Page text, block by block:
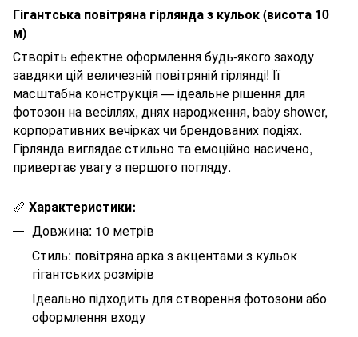
Гігантська повітряна гірлянда з кульок (висота 10
м)
Створіть ефектне оформлення будь-якого заходу
завдяки цій величезній повітряній гірлянді! Її
масштабна конструкція — ідеальне рішення для
фотозон на весіллях, днях народження, baby shower,
корпоративних вечірках чи брендованих подіях.
Гірлянда виглядає стильно та емоційно насичено,
привертає увагу з першого погляду.
📏 Характеристики:
Довжина: 10 метрів
Стиль: повітряна арка з акцентами з кульок
гігантських розмірів
Ідеально підходить для створення фотозони або
оформлення входу